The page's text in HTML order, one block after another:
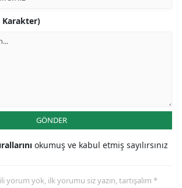
Karakter)
GÖNDER
okumuş ve kabul etmiş sayılırsınız
yorum yok, ilk yorumu siz yazın, tartışalım *